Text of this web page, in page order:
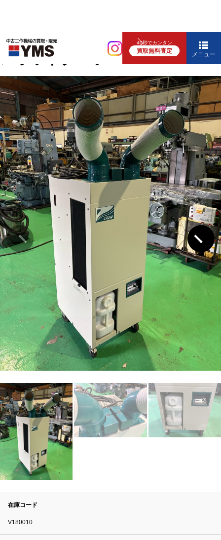
40秒でカンタン
買取無料査定 メニュー
補要工具・機械周辺機器
スポットクーラー
在庫コード
V180010